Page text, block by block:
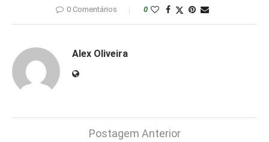
0 Comentários 0
Alex Oliveira
Postagem Anterior